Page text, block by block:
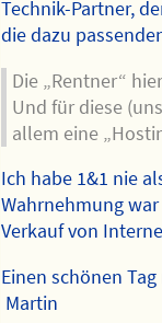
Technik-Partner,
die dazu
Die „Rentner“
Und für diese
allem eine
Ich habe 1&1 nie
Wahrnehmung
Verkauf von
Einen schönen
Martin